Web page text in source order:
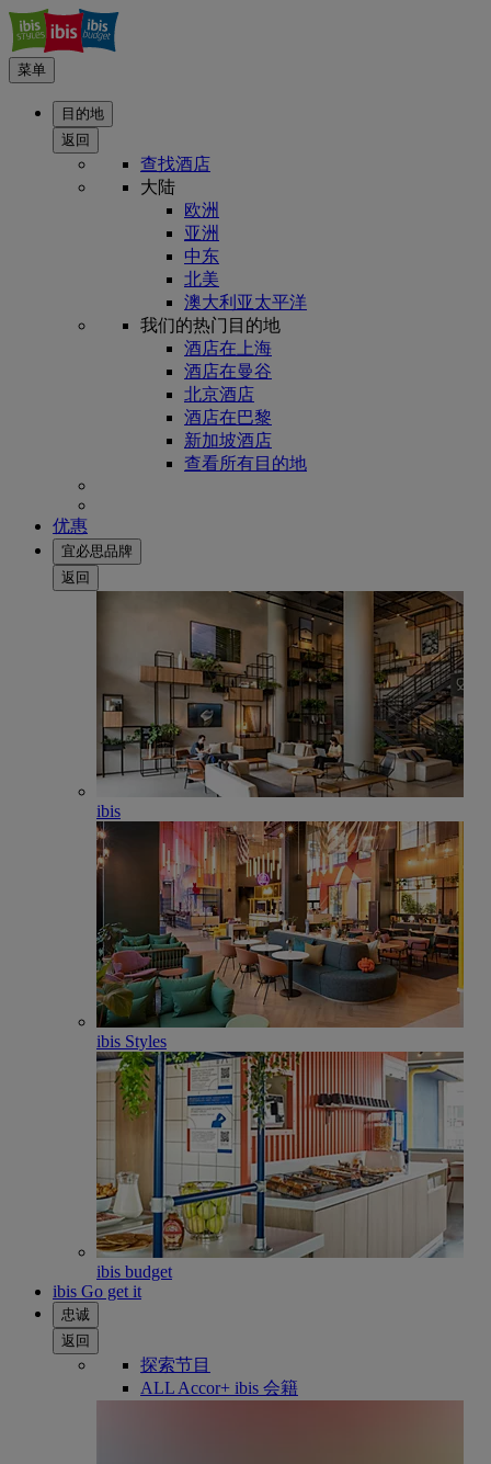
菜单
目的地
返回
查找酒店
大陆
欧洲
亚洲
中东
北美
澳大利亚太平洋
我们的热门目的地
酒店在上海
酒店在曼谷
北京酒店
酒店在巴黎
新加坡酒店
查看所有目的地
优惠
宜必思品牌
返回
ibis
ibis Styles
ibis budget
ibis Go get it
忠诚
返回
探索节目
ALL Accor+ ibis 会籍